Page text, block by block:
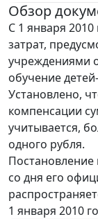
Обзор
С 1 января
затрат,
учреждениями
обучение
Установлено,
компенсации
учитывается,
одного рубля.
Постановление
со дня его
1 января 2010